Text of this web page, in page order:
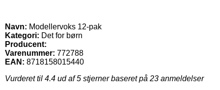
Navn: Modellervoks 12-pak
Kategori: Det for børn
Producent:
Varenummer: 772788
EAN: 8718158015440
Vurderet til 4.4 ud af 5 stjerner baseret på 23 anmeldelser